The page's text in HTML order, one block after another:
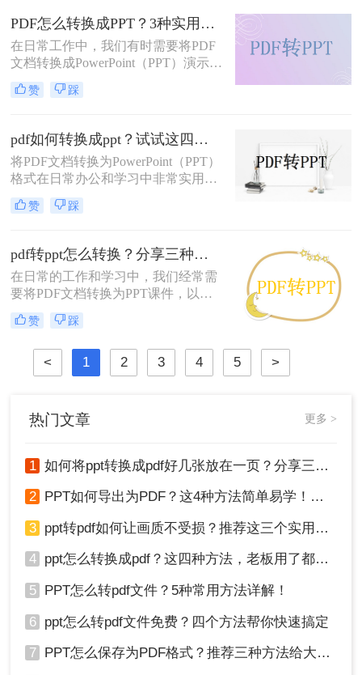
PDF怎么转换成PPT？3种实用方法详解！
在日常工作中，我们有时需要将PDF
文档转换成PowerPoint（PPT）演示文
稿以方便展示或编辑。那么PDF怎么
转换成PPT呢？本文将介绍几种实现
赞 踩
pdf如何转换成ppt？试试这四种常用方法！
将PDF文档转换为PowerPoint（PPT）
格式在日常办公和学习中非常实用，
特别是在需要对内容进行编辑或演示
时。那么pdf如何转换成ppt呢？本文
赞 踩
pdf转ppt怎么转换？分享三种高效常用转换方法！
在日常的工作和学习中，我们经常需
要将PDF文档转换为PPT课件，以便
于演示和分享。那么pdf转ppt怎么转
换呢？本文将介绍三种将PDF转换为
换任务。
赞 踩
< 1 2 3 4 5 >
热门文章 更多 >
1 如何将ppt转换成pdf好几张放在一页？分享三种简单且高效的方法！
2 PPT如何导出为PDF？这4种方法简单易学！值得收藏！
3 ppt转pdf如何让画质不受损？推荐这三个实用方法给你！
4 ppt怎么转换成pdf？这四种方法，老板用了都给满分！
5 PPT怎么转pdf文件？5种常用方法详解！
6 ppt怎么转pdf文件免费？四个方法帮你快速搞定
7 PPT怎么保存为PDF格式？推荐三种方法给大家！